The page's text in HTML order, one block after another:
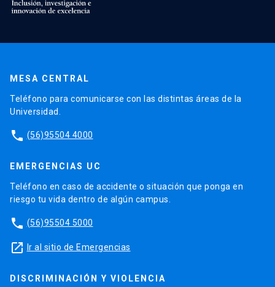
MESA CENTRAL
Teléfono para comunicarse con las distintas áreas de la
Universidad.
phone (56)95504 4000
EMERGENCIAS UC
Teléfono en caso de accidente o situación que ponga en
riesgo tu vida dentro de algún campus.
phone (56)95504 5000
launch Ir al sitio de Emergencias
DISCRIMINACIÓN Y VIOLENCIA